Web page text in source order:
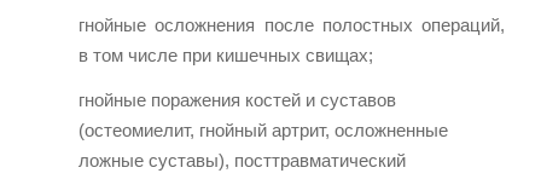
гнойные осложнения после полостных операций,
в том числе при кишечных свищах;
гнойные поражения костей и суставов
(остеомиелит, гнойный артрит, осложненные
ложные суставы), посттравматический